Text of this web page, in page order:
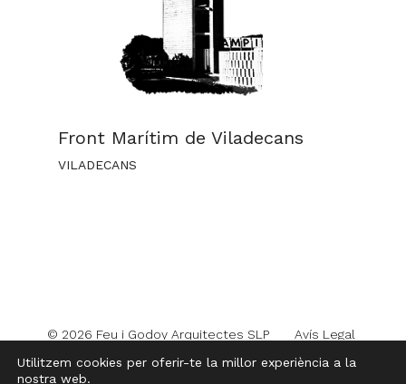
Front Marítim de Viladecans
VILADECANS
© 2026 Feu i Godoy Arquitectes SLP Avís Legal
Política de privacitat
Política de cookies
Utilitzem cookies per oferir-te la millor experiència a la
nostra web.